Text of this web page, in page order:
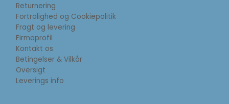
Returnering
Fortrolighed og Cookiepolitik
Fragt og levering
Firmaprofil
Kontakt os
Betingelser & Vilkår
Oversigt
Leverings info